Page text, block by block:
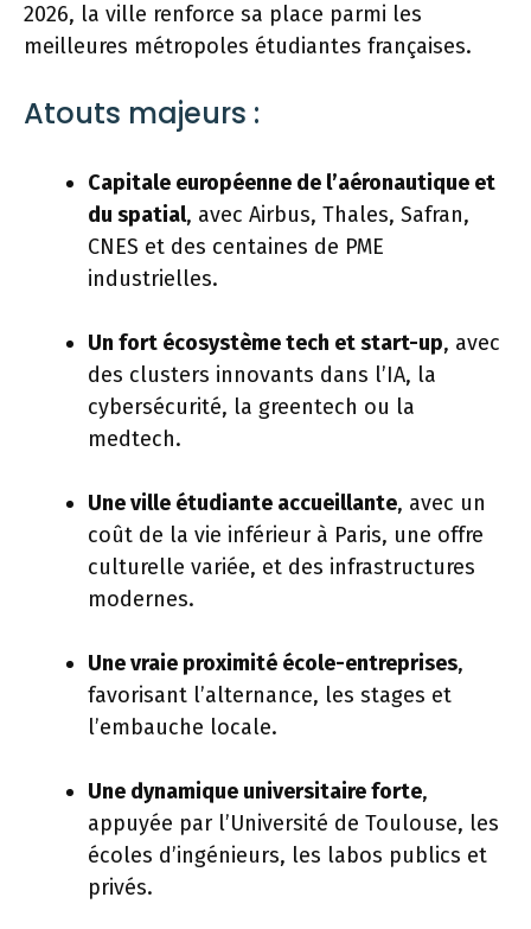
2026, la ville renforce sa place parmi les
meilleures métropoles étudiantes françaises.
Atouts majeurs :
Capitale européenne de l’aéronautique et
du spatial, avec Airbus, Thales, Safran,
CNES et des centaines de PME
industrielles.
Un fort écosystème tech et start-up, avec
des clusters innovants dans l’IA, la
cybersécurité, la greentech ou la
medtech.
Une ville étudiante accueillante, avec un
coût de la vie inférieur à Paris, une offre
culturelle variée, et des infrastructures
modernes.
Une vraie proximité école-entreprises,
favorisant l’alternance, les stages et
l’embauche locale.
Une dynamique universitaire forte,
appuyée par l’Université de Toulouse, les
écoles d’ingénieurs, les labos publics et
privés.